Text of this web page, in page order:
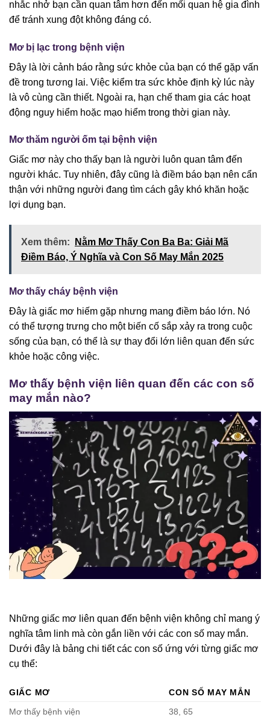
nhắc nhở bạn cần quan tâm hơn đến mối quan hệ gia đình
để tránh xung đột không đáng có.
Mơ bị lạc trong bệnh viện
Đây là lời cảnh báo rằng sức khỏe của bạn có thể gặp vấn
đề trong tương lai. Việc kiểm tra sức khỏe định kỳ lúc này
là vô cùng cần thiết. Ngoài ra, hạn chế tham gia các hoạt
động nguy hiểm hoặc mạo hiểm trong thời gian này.
Mơ thăm người ốm tại bệnh viện
Giấc mơ này cho thấy bạn là người luôn quan tâm đến
người khác. Tuy nhiên, đây cũng là điềm báo bạn nên cẩn
thận với những người đang tìm cách gây khó khăn hoặc
lợi dụng bạn.
Xem thêm:
Nằm Mơ Thấy Con Ba Ba: Giải Mã
Điềm Báo, Ý Nghĩa và Con Số May Mắn 2025
Mơ thấy cháy bệnh viện
Đây là giấc mơ hiếm gặp nhưng mang điềm báo lớn. Nó
có thể tượng trưng cho một biến cố sắp xảy ra trong cuộc
sống của bạn, có thể là sự thay đổi lớn liên quan đến sức
khỏe hoặc công việc.
Mơ thấy bệnh viện liên quan đến các con số
may mắn nào?
Những giấc mơ liên quan đến bệnh viện không chỉ mang ý
nghĩa tâm linh mà còn gắn liền với các con số may mắn.
Dưới đây là bảng chi tiết các con số ứng với từng giấc mơ
cụ thể:
GIẤC MƠ
CON SỐ MAY MẮN
Mơ thấy bệnh viện
38, 65